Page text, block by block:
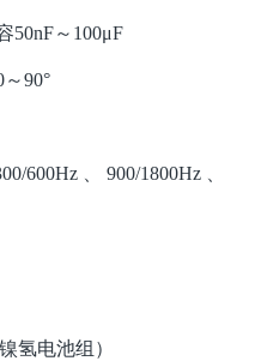
～100μF
90°
600Hz、900/1800Hz、
氢电池组）